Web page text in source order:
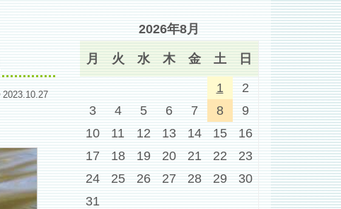
2023.10.27
2026年8月
月 火 水 木 金 土 日
1
2
3
4 5 6 7 8
9
10
11 12 13 14 15
16
17
18 19 20 21 22
23
24
25 26 27 28 29
30
31